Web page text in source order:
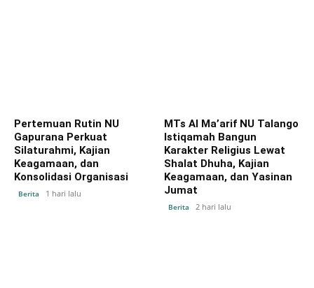
Pertemuan Rutin NU
Gapurana Perkuat
Silaturahmi, Kajian
Keagamaan, dan
Konsolidasi Organisasi
Berita 1 hari lalu
MTs Al Ma’arif NU Talango
Istiqamah Bangun
Karakter Religius Lewat
Shalat Dhuha, Kajian
Keagamaan, dan Yasinan
Jumat
Berita 2 hari lalu